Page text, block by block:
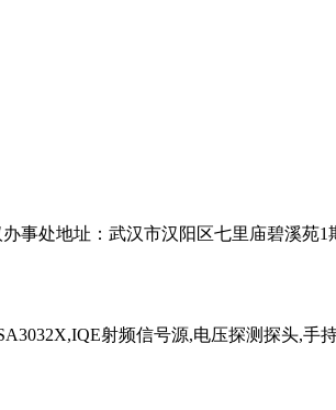
事处地址：武汉市汉阳区七里庙碧溪苑1
射频信号源,电压探测探头,手